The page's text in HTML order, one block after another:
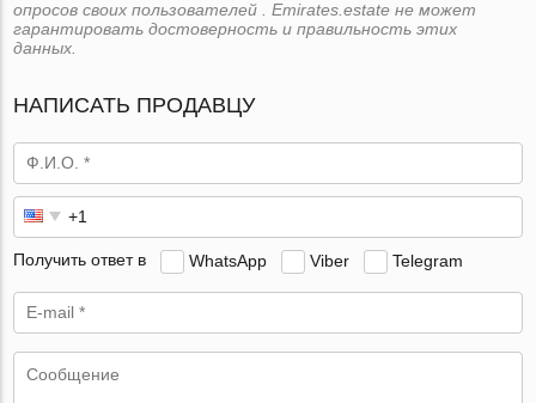
опросов своих пользователей . Emirates.estate не может
гарантировать достоверность и правильность этих
данных.
НАПИСАТЬ ПРОДАВЦУ
Получить ответ в WhatsApp Viber Telegram